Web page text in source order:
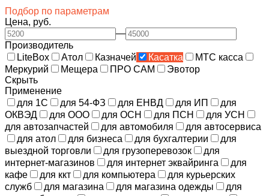
Подбор по параметрам
Цена, руб.
—
Производитель
LiteBox
Атол Казначей Касатка
МТС касса
Меркурий
Мещера ПРО САМ
Эвотор
Скрыть
Применение
для 1С
для 54-ФЗ для ЕНВД для ИП
для
ОКВЭД
для ООО для ОСН для ПСН
для УСН
для автозапчастей
для автомобиля
для автосервиса
для атол
для бизнеса для бухгалтерии
для
выездной торговли
для грузоперевозок
для
интернет-магазинов
для интернет эквайринга
для
кафе
для ккт для компьютера
для курьерских
служб
для магазина для магазина одежды
для